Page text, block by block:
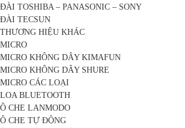
ĐÀI TOSHIBA – PANASONIC – SONY
ĐÀI TECSUN
THƯƠNG HIỆU KHÁC
MICRO
MICRO KHÔNG DÂY KIMAFUN
MICRO KHÔNG DÂY SHURE
MICRO CÁC LOẠI
LOA BLUETOOTH
Ô CHE LANMODO
Ô CHE TỰ ĐỘNG